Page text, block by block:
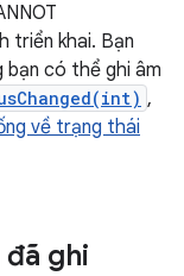
triển khai. Bạn
có thể ghi âm
,
về trạng thái
ghi